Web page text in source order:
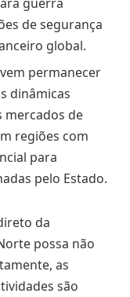
de segurança
global.
permanecer
dinâmicas
mercados de
regiões com
para
pelo Estado.
da
possa não
as
são